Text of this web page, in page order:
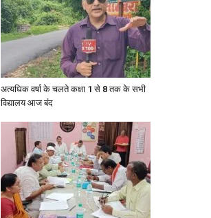
Hindi
News
Paper
अत्यधिक वर्षा के चलते कक्षा 1 से 8 तक के सभी
विद्यालय आज बंद